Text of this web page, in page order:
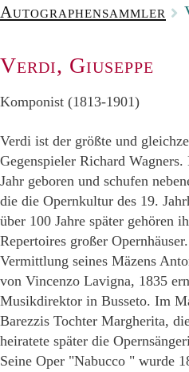
Autographensammler
Verdi, Giuseppe
Komponist (1813-1901)
Verdi ist der größte und
Gegenspieler Richard
Jahr geboren und schufen
die die Opernkultur des 19.
über 100 Jahre später gehören
Repertoires großer
Vermittlung seines Mäzens
von Vincenzo Lavigna, 1835
Musikdirektor in Busseto. Im
Barezzis Tochter Margherita,
heiratete später die
Seine Oper "Nabucco " wurde